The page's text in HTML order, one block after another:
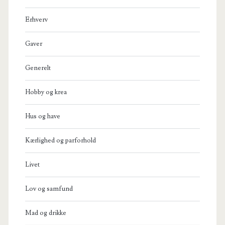
Erhverv
Gaver
Generelt
Hobby og krea
Hus og have
Kærlighed og parforhold
Livet
Lov og samfund
Mad og drikke